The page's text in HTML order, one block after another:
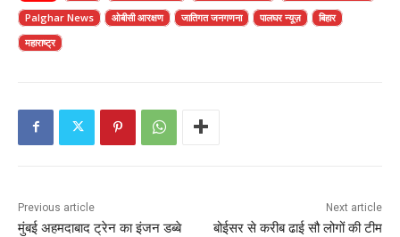
Palghar News
ओबीसी आरक्षण जातिगत जनगणना पालघर न्यूज़
बिहार
महाराष्ट्र
Previous article
मुंबई अहमदाबाद ट्रेन का इंजन डब्बे
Next article
बोईसर से करीब ढाई सौ लोगों की टीम